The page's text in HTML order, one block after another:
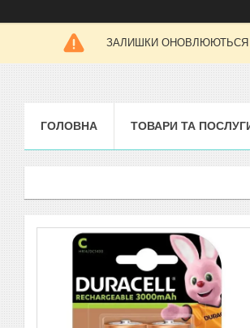
ЗАЛИШКИ ОНОВЛЮЮТЬСЯ З
ГОЛОВНА ТОВАРИ ТА